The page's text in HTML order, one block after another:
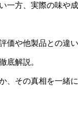
一方、実際の味や
価や他製品との違
底解説。
、その真相を一緒